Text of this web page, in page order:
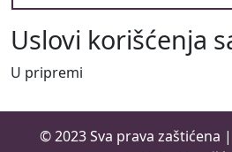
Uslovi korišćenja
U pripremi
© 2023 Sva prava zaštićena |